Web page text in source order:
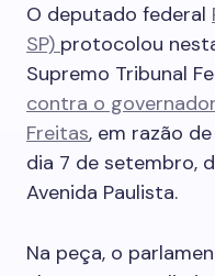
O deputado federal
SP) protocolou
Supremo Tribunal
contra o
Freitas, em razão
dia 7 de setembro,
Avenida Paulista.
Na peça, o